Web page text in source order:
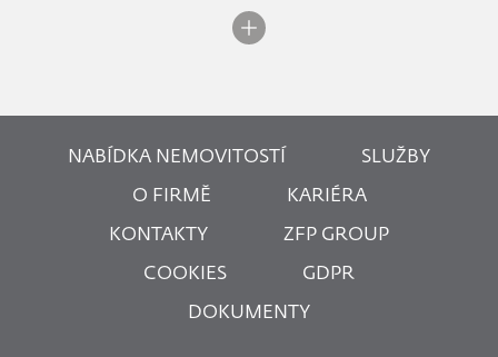
NABÍDKA NEMOVITOSTÍ SLUŽBY
O FIRMĚ KARIÉRA
KONTAKTY ZFP GROUP
COOKIES GDPR
DOKUMENTY